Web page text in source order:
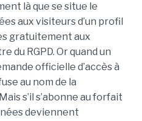
là que se situe le
aux visiteurs d’un profil
gratuitement aux
du RGPD. Or quand un
officielle d’accès à
au nom de la
s’il s’abonne au forfait
deviennent